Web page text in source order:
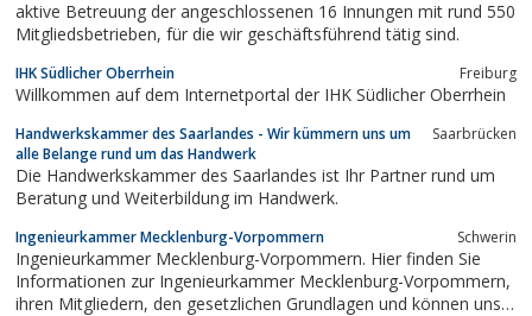
a region with a high quality of life, short
distances to two...
aktive Betreuung der angeschlossenen 16 Innungen mit rund 550
Mitgliedsbetrieben, für die wir geschäftsführend tätig sind.
IHK Südlicher Oberrhein Freiburg
Willkommen auf dem Internetportal der IHK Südlicher Oberrhein
Handwerkskammer des Saarlandes - Wir kümmern uns um
alle Belange rund um das Handwerk
Saarbrücken
Die Handwerkskammer des Saarlandes ist Ihr Partner rund um
Beratung und Weiterbildung im Handwerk.
Ingenieurkammer Mecklenburg-Vorpommern Schwerin
Ingenieurkammer Mecklenburg-Vorpommern. Hier finden Sie
Informationen zur Ingenieurkammer Mecklenburg-Vorpommern,
ihren Mitgliedern, den gesetzlichen Grundlagen und können unser